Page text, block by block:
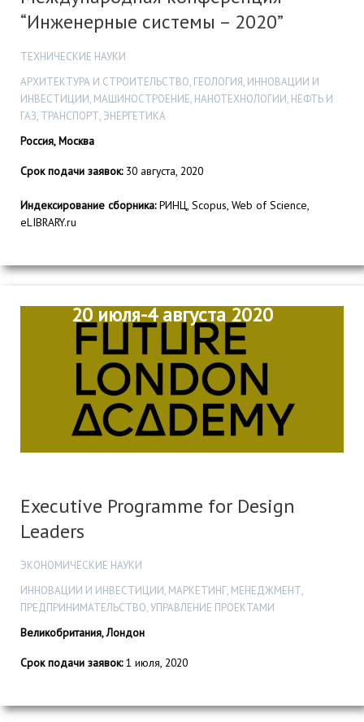
“Инженерные системы – 2020”
ТЕХНИЧЕСКИЕ НАУКИ
АРХИТЕКТУРА И СТРОИТЕЛЬСТВО, ГЕОЛОГИЯ, ИННОВАЦИИ И
ИНВЕСТИЦИИ, МАШИНОСТРОЕНИЕ, НАНОТЕХНОЛОГИИ, НЕФТЬ И
ГАЗ, ТРАНСПОРТ, ЭНЕРГЕТИКА
Россия, Москва
Срок подачи заявок:30 августа, 2020
Индексирование сборника:РИНЦ, Scopus, Web of Science,
eLIBRARY.ru
20 июля-4 августа 2020
Executive Programme for Design
Leaders
ЭКОНОМИЧЕСКИЕ НАУКИ
ИННОВАЦИИ И ИНВЕСТИЦИИ, МАРКЕТИНГ, МЕНЕДЖМЕНТ,
ПРЕДПРИНИМАТЕЛЬСТВО, УПРАВЛЕНИЕ ПРОЕКТАМИ
Великобритания, Лондон
Срок подачи заявок:1 июля, 2020